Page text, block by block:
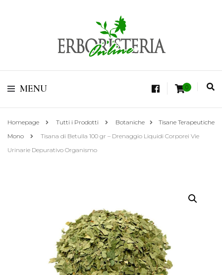
Erboristeria Shop
Online Tisane
Vendita di Botaniche, Erbe e Spezie Officinali, Tisane Terapeutiche Esclusive,
MENU 0
Homepage Tutti i Prodotti Botaniche
Tisane Terapeutiche
Mono
Tisana di Betulla 100 gr – Drenaggio Liquidi Corporei Vie
Urinarie Depurativo Organismo